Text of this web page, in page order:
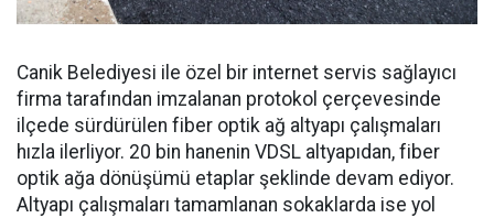
Canik Belediyesi ile özel bir internet servis sağlayıcı
firma tarafından imzalanan protokol çerçevesinde
ilçede sürdürülen fiber optik ağ altyapı çalışmaları
hızla ilerliyor. 20 bin hanenin VDSL altyapıdan, fiber
optik ağa dönüşümü etaplar şeklinde devam ediyor.
Altyapı çalışmaları tamamlanan sokaklarda ise yol